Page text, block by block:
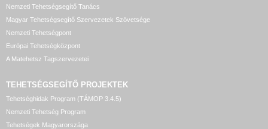
Nemzeti Tehetségsegítő Tanács
Magyar Tehetségsegítő Szervezetek Szövetsége
Nemzeti Tehetségpont
Európai Tehetségközpont
A Matehetsz Tagszervezetei
TEHETSÉGSEGÍTŐ PROJEKTEK
Tehetséghidak Program (TÁMOP 3.4.5)
Nemzeti Tehetség Program
Tehetségek Magyarországa